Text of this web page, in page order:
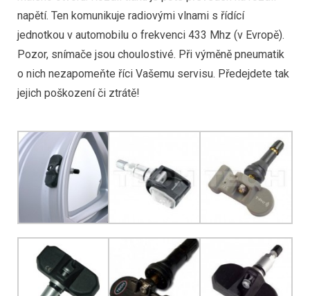
napětí. Ten komunikuje radiovými vlnami s řídící
jednotkou v automobilu o frekvenci 433 Mhz (v Evropě).
Pozor, snímače jsou choulostivé. Při výměně pneumatik
o nich nezapomeňte říci Vašemu servisu. Předejdete tak
jejich poškození či ztrátě!